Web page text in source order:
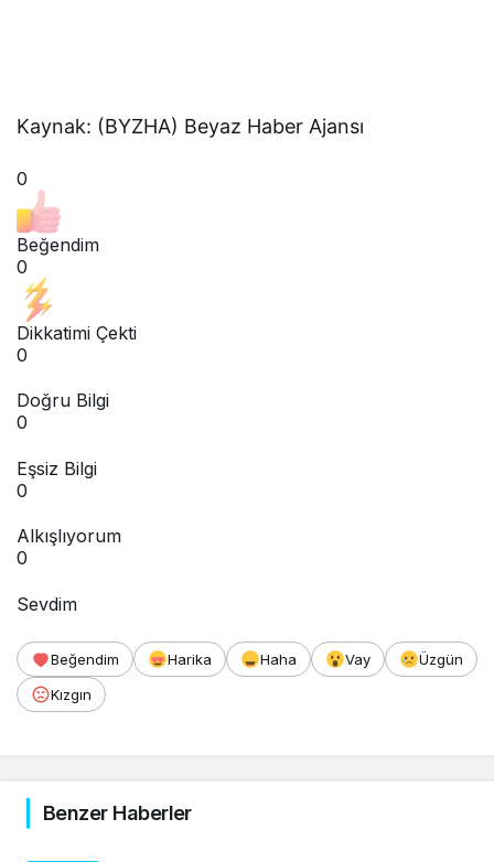
Kaynak: (BYZHA) Beyaz Haber Ajansı
0
Beğendim
0
Dikkatimi Çekti
0
Doğru Bilgi
0
Eşsiz Bilgi
0
Alkışlıyorum
0
Sevdim
Beğendim Harika Haha Vay
Üzgün
Kızgın
Benzer Haberler